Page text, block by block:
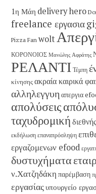
1η Μάη delivery hero
freelance εργασια
Pizza Fan wolt
ΚΟΡΟΝΟΙΟΣ Μανώλης Αφράτης
ΡΕΛΑΝΤΙ Τέμπη
κίνησηςακραία καιρικά
αλληλεγγυη απεργια
απολύσεις
ταχυδρομική
εκδήλωση επαναπρόσληψη
εργαζομενων efood
δυστυχήματα
ν.Χατζηδάκη παρέμβαση
εργασίαςυπουργείο